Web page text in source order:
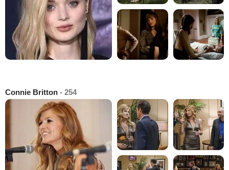
Connie Britton - 254